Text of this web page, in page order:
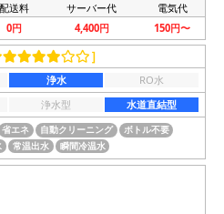
配送料 サーバー代 電気代
0円 4,400円 150円〜
］
浄水
RO水
浄水型
水道直結型
省エネ 自動クリーニング
ボトル不要
常温出水 瞬間冷温水